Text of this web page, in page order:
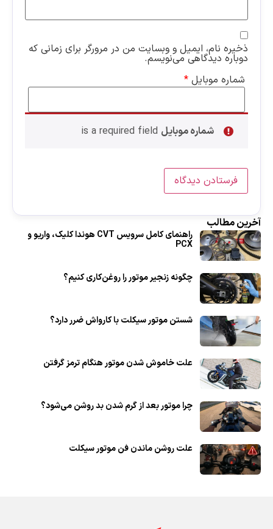
ذخیره نام، ایمیل و وبسایت من در مرورگر برای زمانی که
دوباره دیدگاهی می‌نویسم.
شماره موبایل *
شماره موبایل
آخرین مطالب
راهنمای کامل سرویس CVT هوندا کلیک، واریو و
PCX
چگونه زنجیر موتور را روغن‌کاری کنیم؟
شستن موتور سیکلت با کارواش ضرر دارد؟
علت خاموش شدن موتور هنگام ترمز گرفتن
چرا موتور بعد از گرم شدن بد روشن می‌شود؟
علت روشن ماندن فن موتور سیکلت